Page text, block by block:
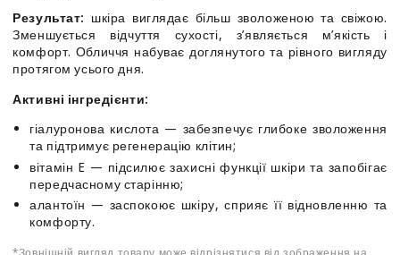
Результат: шкіра виглядає більш зволоженою та свіжою.
Зменшується відчуття сухості, з’являється м’якість і
комфорт. Обличчя набуває доглянутого та рівного вигляду
протягом усього дня.
Активні інгредієнти:
гіалуронова кислота — забезпечує глибоке зволоження
та підтримує регенерацію клітин;
вітамін E — підсилює захисні функції шкіри та запобігає
передчасному старінню;
алантоїн — заспокоює шкіру, сприяє її відновленню та
комфорту.